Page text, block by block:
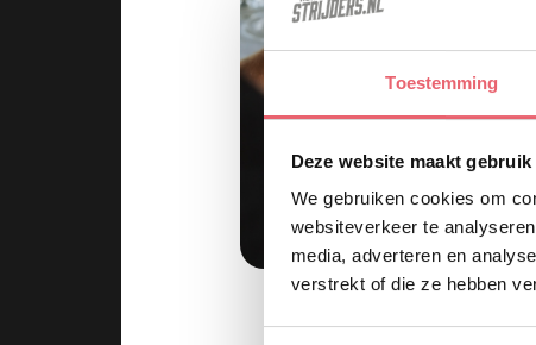
Toestemming
Deze website maakt
We gebruiken cookies om
websiteverkeer te
media, adverteren en
verstrekt of die ze hebben